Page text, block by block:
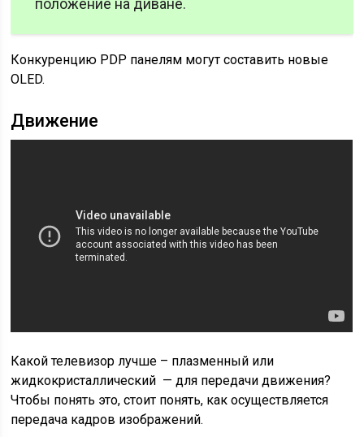
положение на диване.
Конкуренцию PDP панелям могут составить новые
OLED.
Движение
Какой телевизор лучше – плазменный или
жидкокристаллический — для передачи движения?
Чтобы понять это, стоит понять, как осуществляется
передача кадров изображений.